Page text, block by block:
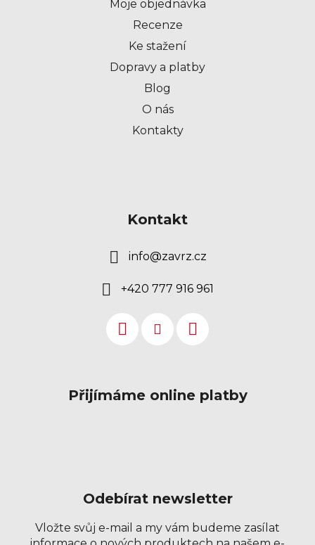
Moje objednávka
Recenze
Ke stažení
Dopravy a platby
Blog
O nás
Kontakty
Kontakt
info@zavrz.cz
+420 777 916 961
Přijímáme online platby
Odebírat newsletter
Vložte svůj e-mail a my vám budeme zasílat